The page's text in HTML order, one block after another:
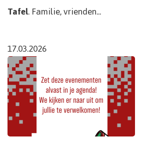
Tafel. Familie, vrienden...
17.03.2026